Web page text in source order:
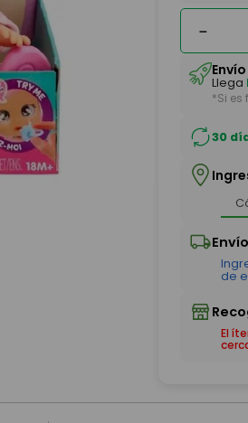
－
Envío
Llega
*Si es
30
El